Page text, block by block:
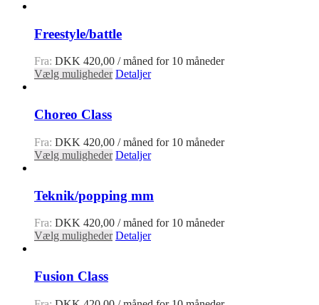
Freestyle/battle
Fra: DKK 420,00 / måned for 10 måneder
Vælg muligheder Detaljer
Choreo Class
Fra: DKK 420,00 / måned for 10 måneder
Vælg muligheder Detaljer
Teknik/popping mm
Fra: DKK 420,00 / måned for 10 måneder
Vælg muligheder Detaljer
Fusion Class